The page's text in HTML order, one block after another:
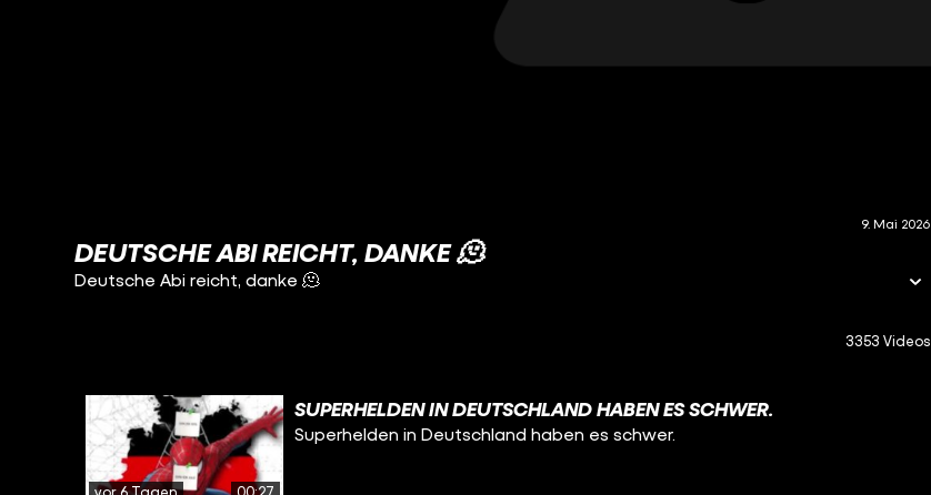
9. Mai 2026
DEUTSCHE ABI REICHT, DANKE 🫠
Deutsche Abi reicht, danke 🫠
3353 Videos
SUPERHELDEN IN DEUTSCHLAND HABEN ES SCHWER.
Superhelden in Deutschland haben es schwer.